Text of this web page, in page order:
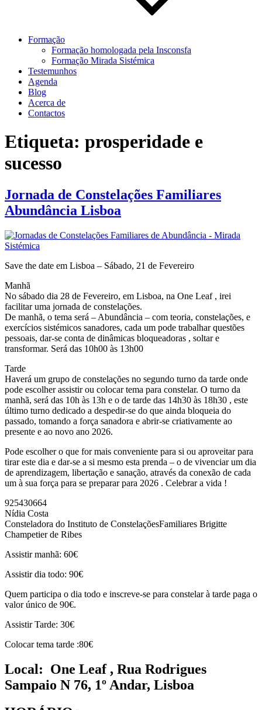
Formação
Formação homologada pela Insconsfa
Formação Mirada Sistémica
Testemunhos
Agenda
Blog
Acerca de
Contactos
Etiqueta: prosperidade e
sucesso
Jornada de Constelações Familiares
Abundância Lisboa
Save the date em Lisboa – Sábado, 21 de Fevereiro
Manhã
No sábado dia 28 de Fevereiro, em Lisboa, na One Leaf , irei
facilitar uma jornada de constelações.
De manhã, o tema será – Abundância – com teoria, constelações, e
exercícios sistémicos sanadores, cada um pode trabalhar questões
pessoais, dar-se conta de dinâmicas bloqueadoras , soltar e
transformar. Será das 10h00 às 13h00
Tarde
Haverá um grupo de constelações no segundo turno da tarde onde
pode escolher assistir ou colocar tema para constelar. O turno da
manhã, será das 10h às 13h e o de tarde das 14h30 às 18h30 , este
último turno dedicado a despedir-se do que ainda bloqueia do
passado, tomando a força sanadora e abrir-se criativamente ao
presente e ao novo ano 2026.
Pode escolher o que for mais conveniente para si ou aproveitar para
tirar este dia e dar-se a si mesmo esta prenda – o de vivenciar um dia
de aprendizagem, libertação e sanação, através da conexão de cada
um à sua força para se preparar para 2026 . Celebrar a vida !
925430664
Nídia Costa
Consteladora do Instituto de ConstelaçõesFamiliares Brigitte
Champetier de Ribes
Assistir manhã: 60€
Assistir dia todo: 90€
Quem participa o dia todo e inscreve-se para constelar à tarde paga o
valor único de 90€.
Assistir Tarde: 30€
Colocar tema tarde :80€
Local: One Leaf , Rua Rodrigues
Sampaio N 76, 1º Andar, Lisboa